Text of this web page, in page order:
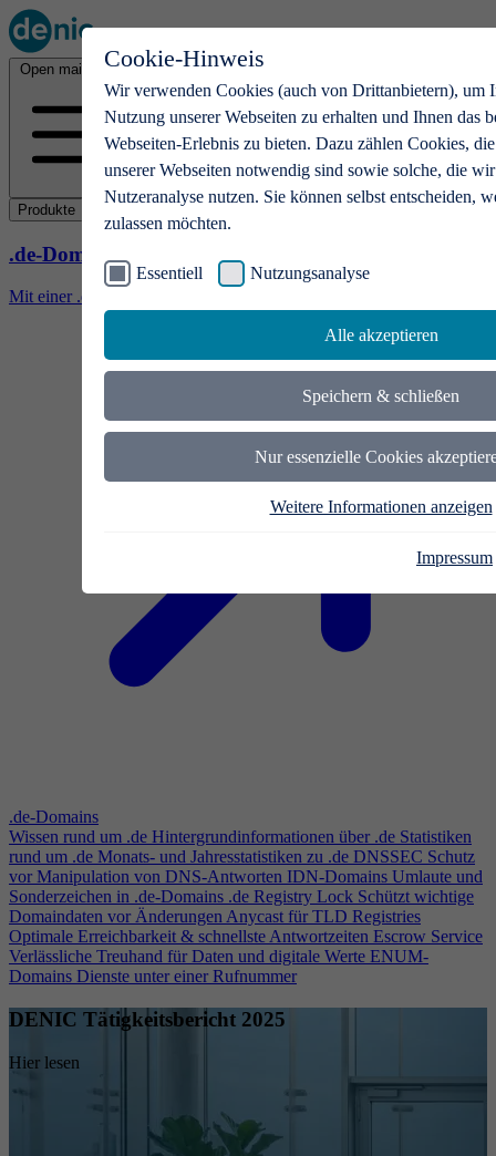
Cookie-Hinweis
Wir verwenden Cookies (auch von Drittanbietern), um
Nutzung unserer Webseiten zu erhalten und Ihnen das
Webseiten-Erlebnis zu bieten. Dazu zählen Cookies,
unserer Webseiten notwendig sind sowie solche, die
Nutzeranalyse nutzen. Sie können selbst entscheiden,
zulassen möchten.
Essentiell Nutzungsanalyse
Alle akzeptieren
Speichern & schließen
Nur essenzielle Cookies
Weitere Informationen anzeigen
Impressum
Open main menu
Produkte
.de-Domains
Mit einer .de-Domain erhalten Ideen eine Bühne
.de-Domains
Wissen rund um .de Hintergrundinformationen über .de Statistiken
rund um .de Monats- und Jahresstatistiken zu .de DNSSEC Schutz
vor Manipulation von DNS-Antworten IDN-Domains Umlaute und
Sonderzeichen in .de-Domains .de Registry Lock Schützt wichtige
Domaindaten vor ÄnderungenAnycast für TLD Registries
Optimale Erreichbarkeit & schnellste Antwortzeiten Escrow Service
Verlässliche Treuhand für Daten und digitale Werte ENUM-
Domains Dienste unter einer Rufnummer
DENIC Tätigkeitsbericht 2025
Hier lesen